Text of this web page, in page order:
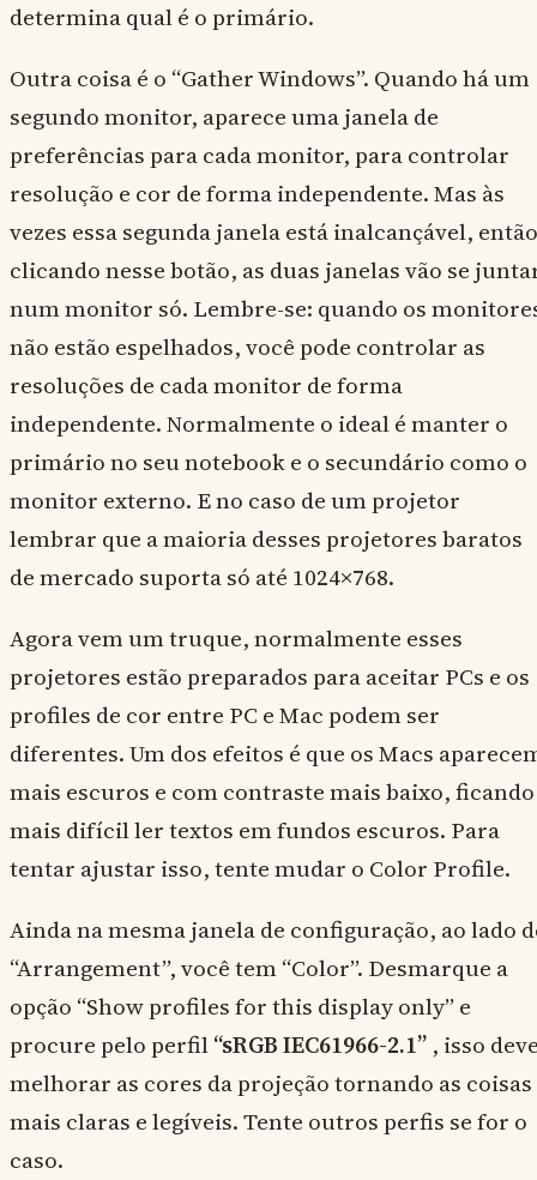
determina qual é o primário.
Outra coisa é o “Gather Windows”. Quando há um
segundo monitor, aparece uma janela de
preferências para cada monitor, para controlar
resolução e cor de forma independente. Mas às
vezes essa segunda janela está inalcançável, então
clicando nesse botão, as duas janelas vão se
num monitor só. Lembre-se: quando os
não estão espelhados, você pode controlar as
resoluções de cada monitor de forma
independente. Normalmente o ideal é manter o
primário no seu notebook e o secundário como o
monitor externo. E no caso de um projetor
lembrar que a maioria desses projetores baratos
de mercado suporta só até 1024×768.
Agora vem um truque, normalmente esses
projetores estão preparados para aceitar PCs e os
profiles de cor entre PC e Mac podem ser
diferentes. Um dos efeitos é que os Macs
mais escuros e com contraste mais baixo, ficando
mais difícil ler textos em fundos escuros. Para
tentar ajustar isso, tente mudar o Color Profile.
Ainda na mesma janela de configuração, ao lado
“Arrangement”, você tem “Color”. Desmarque a
opção “Show profiles for this display only” e
procure pelo perfil“sRGB IEC61966-2.1” , isso
melhorar as cores da projeção tornando as coisas
mais claras e legíveis. Tente outros perfis se for o
caso.